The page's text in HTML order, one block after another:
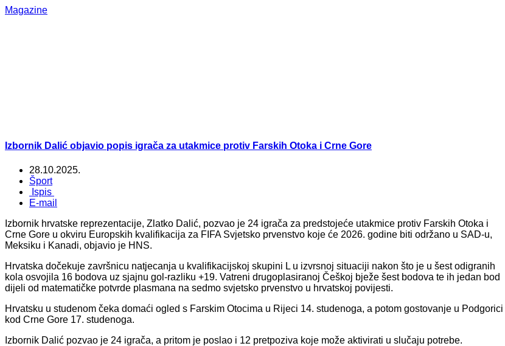
Magazine
Izbornik Dalić objavio popis igrača za utakmice protiv Farskih Otoka i Crne Gore
28.10.2025.
Šport
Ispis
E-mail
Izbornik hrvatske reprezentacije, Zlatko Dalić, pozvao je 24 igrača za predstojeće utakmice protiv Farskih Otoka i
Crne Gore u okviru Europskih kvalifikacija za FIFA Svjetsko prvenstvo koje će 2026. godine biti održano u SAD-u,
Meksiku i Kanadi, objavio je HNS.
Hrvatska dočekuje završnicu natjecanja u kvalifikacijskoj skupini L u izvrsnoj situaciji nakon što je u šest odigranih
kola osvojila 16 bodova uz sjajnu gol-razliku +19. Vatreni drugoplasiranoj Češkoj bježe šest bodova te ih jedan bod
dijeli od matematičke potvrde plasmana na sedmo svjetsko prvenstvo u hrvatskoj povijesti.
Hrvatsku u studenom čeka domaći ogled s Farskim Otocima u Rijeci 14. studenoga, a potom gostovanje u Podgorici
kod Crne Gore 17. studenoga.
Izbornik Dalić pozvao je 24 igrača, a pritom je poslao i 12 pretpoziva koje može aktivirati u slučaju potrebe.